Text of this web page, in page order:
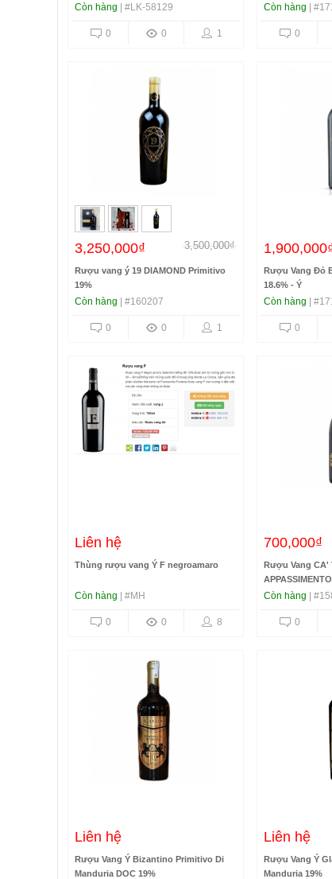
Còn hàng | #LK-58129
1
0
0
Còn hàng |
0
3,250,000₫ 3,500,000₫
Rượu vang ý 19 DIAMOND Primitivo
19%
Còn hàng | #160207
1
0
0
Rượu Vang Đỏ
18.6% - Ý
Còn hàng |
0
Liên hệ
Thùng rượu vang Ý F negroamaro
Còn hàng | #MH
8
0
0
700,000₫
Rượu Vang CA'
14.5%
Còn hàng |
0
Liên hệ
Rượu Vang Ý Bizantino Primitivo Di
Manduria DOC 19%
Liên hệ
Rượu Vang Ý
Manduria 19%